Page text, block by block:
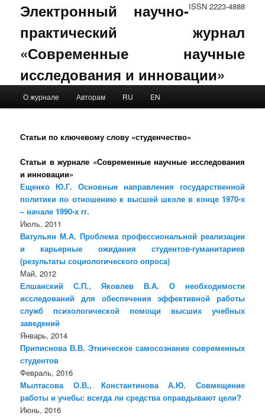
ISSN 2223-4888
Электронный научно-
практический журнал
«Современные научные
исследования и инновации»
Skip to primary content
Skip to secondary content
О журнале Авторам RU EN
Статьи по ключевому слову «студенчество»
Статьи в журнале «Современные научные исследования
и инновации»
Ещенко Ю.Г. Основные направления государственной
политики по отношению к высшей школе в конце 1970-х
– начале 1990-х гг.
Июль, 2011
Ватульян М.А. Проблема профессиональной реализации
и карьерные ожидания студентов-гуманитариев
(результаты социологического опроса)
Май, 2012
Елшанский С.П., Яковлев В.А. О необходимости
исследований для обеспечения эффективной работы
служб психологической помощи высших учебных
заведений
Январь, 2014
Приписнова В.В. Этническое самосознание современных
студентов
Февраль, 2016
Мылтасова О.В., Константинова А.Ю. Совмещение
работы и учебы: всегда ли средства оправдывают цели?
Июнь, 2016